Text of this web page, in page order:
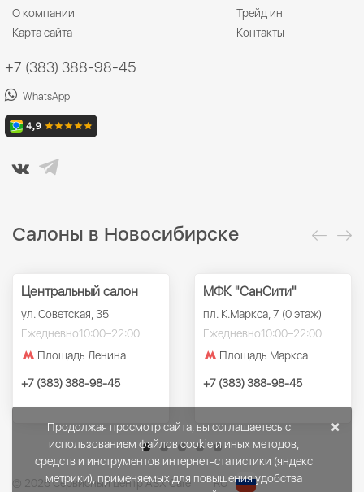
О компании
Трейд ин
Карта сайта
Контакты
+7 (383) 388-98-45
WhatsApp
Салоны в Новосибирске
Центральный салон
ул. Советская, 35
Ежедневно10:00–22:00
Площадь Ленина
+7 (383) 388-98-45
МФК "СанСити"
пл. К.Маркса, 7 (0 этаж)
Ежедневно10:00–22:00
Площадь Маркса
+7 (383) 388-98-45
© 2026 Сервисный центр ASX Care RU
×
Продолжая просмотр сайта, вы соглашаетесь с
использованием файлов cookie и иных методов,
средств и инструментов интернет-статистики (яндекс
метрики), применяемых для повышения удобства